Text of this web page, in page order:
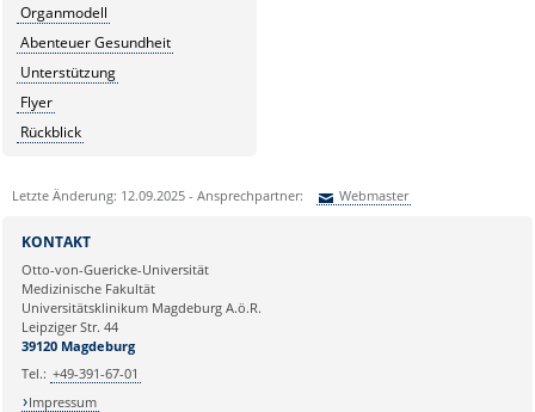
Organmodell
Abenteuer Gesundheit
Unterstützung
Flyer
Rückblick
Letzte Änderung: 12.09.2025 - Ansprechpartner: Webmaster
Ihre E-Mailadresse:
Ihr Anliegen:
KONTAKT
Otto-von-Guericke-Universität
Medizinische Fakultät
Universitätsklinikum Magdeburg A.ö.R.
Leipziger Str. 44
39120 Magdeburg
Tel.: +49-391-67-01
Impressum